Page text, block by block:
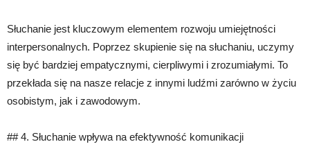
Słuchanie jest kluczowym elementem rozwoju umiejętności
interpersonalnych. Poprzez skupienie się na słuchaniu, uczymy
się być bardziej empatycznymi, cierpliwymi i zrozumiałymi. To
przekłada się na nasze relacje z innymi ludźmi zarówno w życiu
osobistym, jak i zawodowym.
## 4. Słuchanie wpływa na efektywność komunikacji